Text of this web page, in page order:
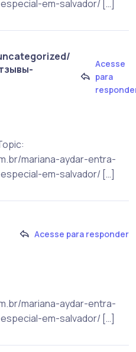
em-salvador/ […]
Acesse
para
mariana-aydar-entra-
em-salvador/ […]
Acesse para responder
mariana-aydar-entra-
em-salvador/ […]